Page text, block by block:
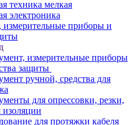
техника мелкая
электроника
измерительные приборы и
измерительные приборы
защиты
ручной, средства для
для опрессовки, резки,
изоляции
для протяжки кабеля